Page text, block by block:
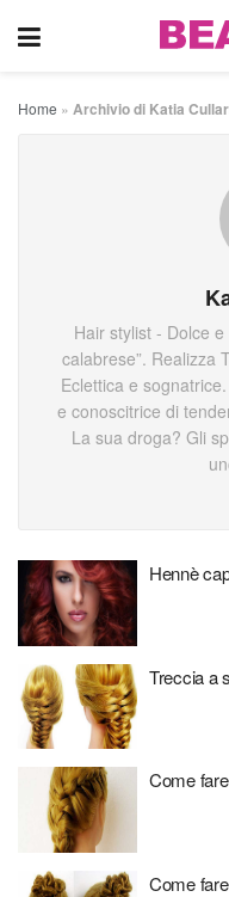
Home » Archivio di Katia
Hair stylist - Dolce
calabrese”. Realizza
Eclettica e
e conoscitrice di
La sua droga? Gli
Hennè
Treccia a
Come
Come